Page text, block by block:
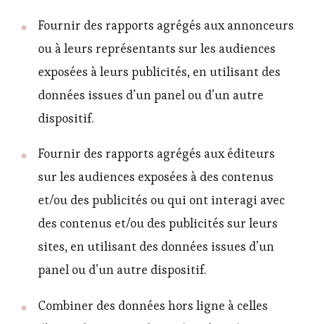
Fournir des rapports agrégés aux annonceurs
ou à leurs représentants sur les audiences
exposées à leurs publicités, en utilisant des
données issues d’un panel ou d’un autre
dispositif.
Fournir des rapports agrégés aux éditeurs
sur les audiences exposées à des contenus
et/ou des publicités ou qui ont interagi avec
des contenus et/ou des publicités sur leurs
sites, en utilisant des données issues d’un
panel ou d’un autre dispositif.
Combiner des données hors ligne à celles